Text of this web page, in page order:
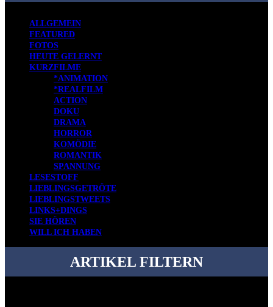
ALLGEMEIN
FEATURED
FOTOS
HEUTE GELERNT
KURZFILME
*ANIMATION
*REALFILM
ACTION
DOKU
DRAMA
HORROR
KOMÖDIE
ROMANTIK
SPANNUNG
LESESTOFF
LIEBLINGSGETRÖTE
LIEBLINGSTWEETS
LINKS+DINGS
SIE HÖREN
WILL ICH HABEN
ARTIKEL FILTERN